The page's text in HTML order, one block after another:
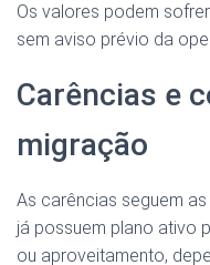
Os valores podem
sem aviso prévio da
Carências e
migração
As carências seguem
já possuem plano ativo
ou aproveitamento,